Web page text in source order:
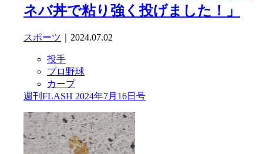
ネバ丼で粘り強く投げました！」
スポーツ ｜2024.07.02
投手
プロ野球
カープ
週刊FLASH 2024年7月16日号